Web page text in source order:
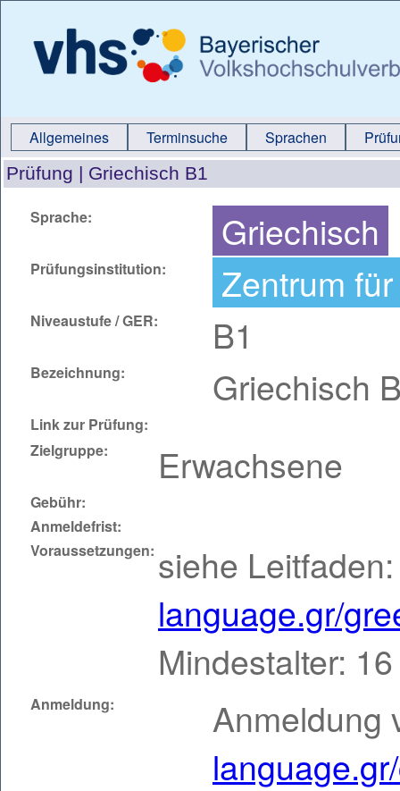
Allgemeines Terminsuche Sprachen
Prüfung | Griechisch B1
Sprache: Griechisch
Prüfungsinstitution: Zentrum
Niveaustufe / GER: B1
Bezeichnung: Griechisch
Link zur Prüfung:
Zielgruppe:
Erwachsene
Gebühr:
Anmeldefrist:
Voraussetzungen: siehe
language.gr/
Mindestalter:
Anmeldung:
Anmeldung